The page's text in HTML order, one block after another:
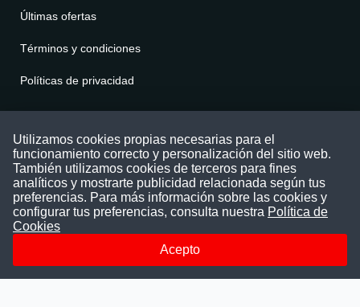
Últimas ofertas
Términos y condiciones
Políticas de privacidad
Puede comunicarse con nosotros a través
nuestras redes sociales o del correo:
contacto@convocatoriasdetrabajo.com
Siguenos en:
Utilizamos cookies propias necesarias para el
funcionamiento correcto y personalización del sitio web.
También utilizamos cookies de terceros para fines
analíticos y mostrarte publicidad relacionada según tus
preferencias. Para más información sobre las cookies y
configurar tus preferencias, consulta nuestra Política de
Cookies
Acepto